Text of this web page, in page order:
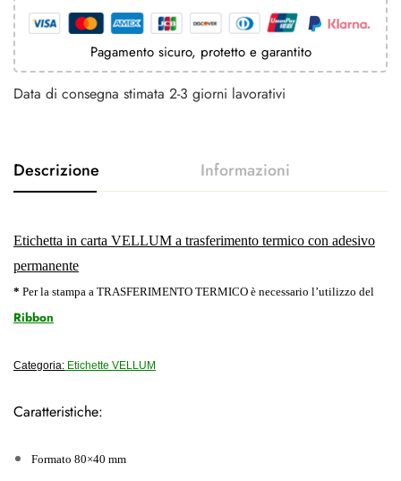
Pagamento sicuro, protetto e garantito
Data di consegna stimata 2-3 giorni lavorativi
Etichetta in carta VELLUM a trasferimento termico con adesivo
permanente
* Per la stampa a TRASFERIMENTO TERMICO è necessario l’utilizzo del
Ribbon
Categoria: Etichette VELLUM
Caratteristiche:
Formato 80×40 mm